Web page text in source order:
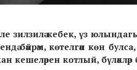
кебек, үз юлындагы
бәйрәм, көтелгән көн
кешеләрен котлый,